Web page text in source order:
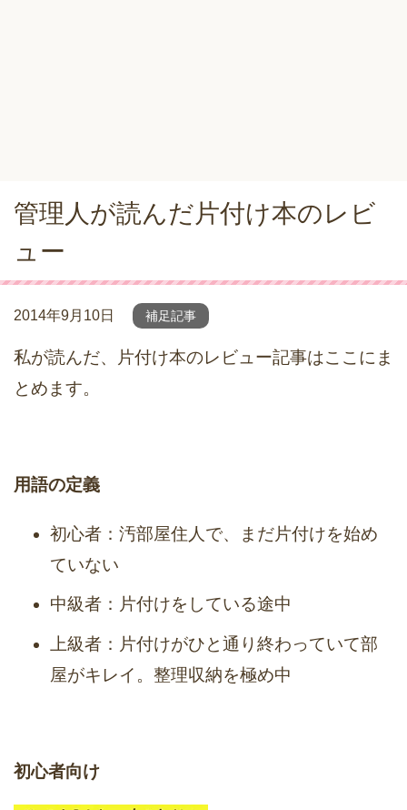
管理人が読んだ片付け本のレビ
ュー
2014年9月10日 補足記事
私が読んだ、片付け本のレビュー記事はここにま
とめます。
用語の定義
初心者：汚部屋住人で、まだ片付けを始め
ていない
中級者：片付けをしている途中
上級者：片付けがひと通り終わっていて部
屋がキレイ。整理収納を極め中
初心者向け